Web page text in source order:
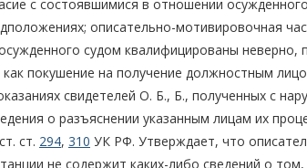
с состоявшимися в отношении
описательно-мотивировочная
судом квалифицированы неверно,
покушение на получение должностным
свидетелей О. Б., Б., полученных с
о разъяснении указанным лицам их
ст. 294, 310 УК РФ. Утверждает, что
не содержит каких-либо сведений о том,